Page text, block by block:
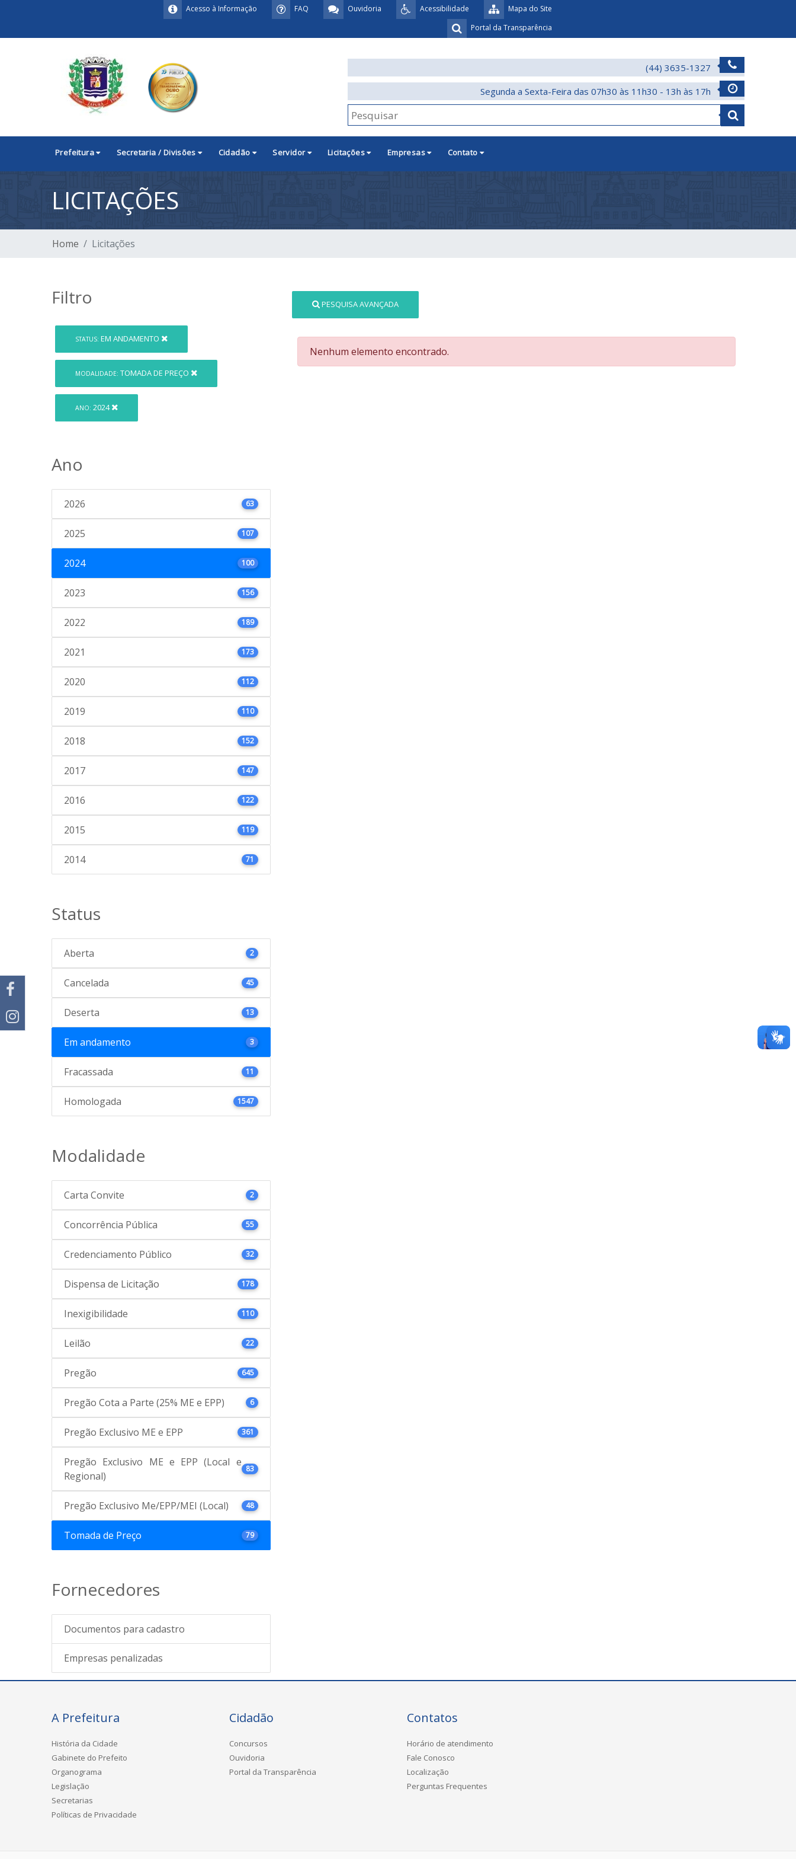
Mapa do Site
Acessibilidade
Ouvidoria
FAQ
Acesso à Informação
Portal da Transparência
(44) 3635-1327
Segunda a Sexta-Feira das 07h30 às 11h30 - 13h às 17h
Prefeitura Secretaria / Divisões Cidadão Servidor Licitações Empresas Contato
LICITAÇÕES
Home Licitações
Filtro
STATUS: EM ANDAMENTO
MODALIDADE: TOMADA DE PREÇO
ANO: 2024
Ano
2026 63
2025 107
2024 100
2023 156
2022 189
2021 173
2020 112
2019 110
2018 152
2017 147
2016 122
2015 119
2014 71
Status
Aberta 2
Cancelada 45
Deserta 13
Em andamento 3
Fracassada 11
Homologada 1547
Modalidade
Carta Convite 2
Concorrência Pública 55
Credenciamento Público 32
Dispensa de Licitação 178
Inexigibilidade 110
Leilão 22
Pregão 645
Pregão Cota a Parte (25% ME e EPP) 6
Pregão Exclusivo ME e EPP 361
Pregão Exclusivo ME e EPP (Local e
Regional)
83
Pregão Exclusivo Me/EPP/MEI (Local) 48
Tomada de Preço 79
Fornecedores
Documentos para cadastro
Empresas penalizadas
PESQUISA AVANÇADA
Nenhum elemento encontrado.
A Prefeitura
História da Cidade
Gabinete do Prefeito
Organograma
Legislação
Secretarias
Políticas de Privacidade
Cidadão
Concursos
Ouvidoria
Portal da Transparência
Contatos
Horário de atendimento
Fale Conosco
Localização
Perguntas Frequentes